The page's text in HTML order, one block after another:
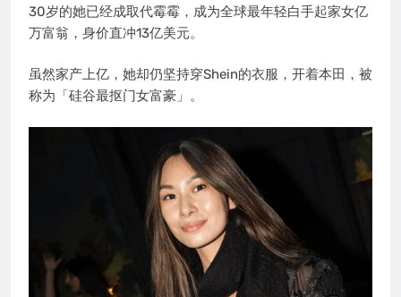
30岁的她已经成取代霉霉，成为全球最年轻白手起家女亿
万富翁，身价直冲13亿美元。
虽然家产上亿，她却仍坚持穿Shein的衣服，开着本田，被
称为「硅谷最抠门女富豪」。